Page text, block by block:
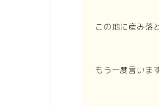
この地に産み落
もう一度言いま